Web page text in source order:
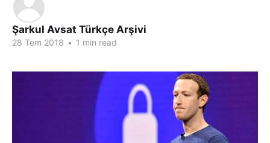
Şarkul Avsat Türkçe Arşivi
28 Tem 2018 • 1 min read